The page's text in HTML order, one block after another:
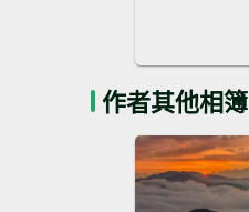
作者其他相簿